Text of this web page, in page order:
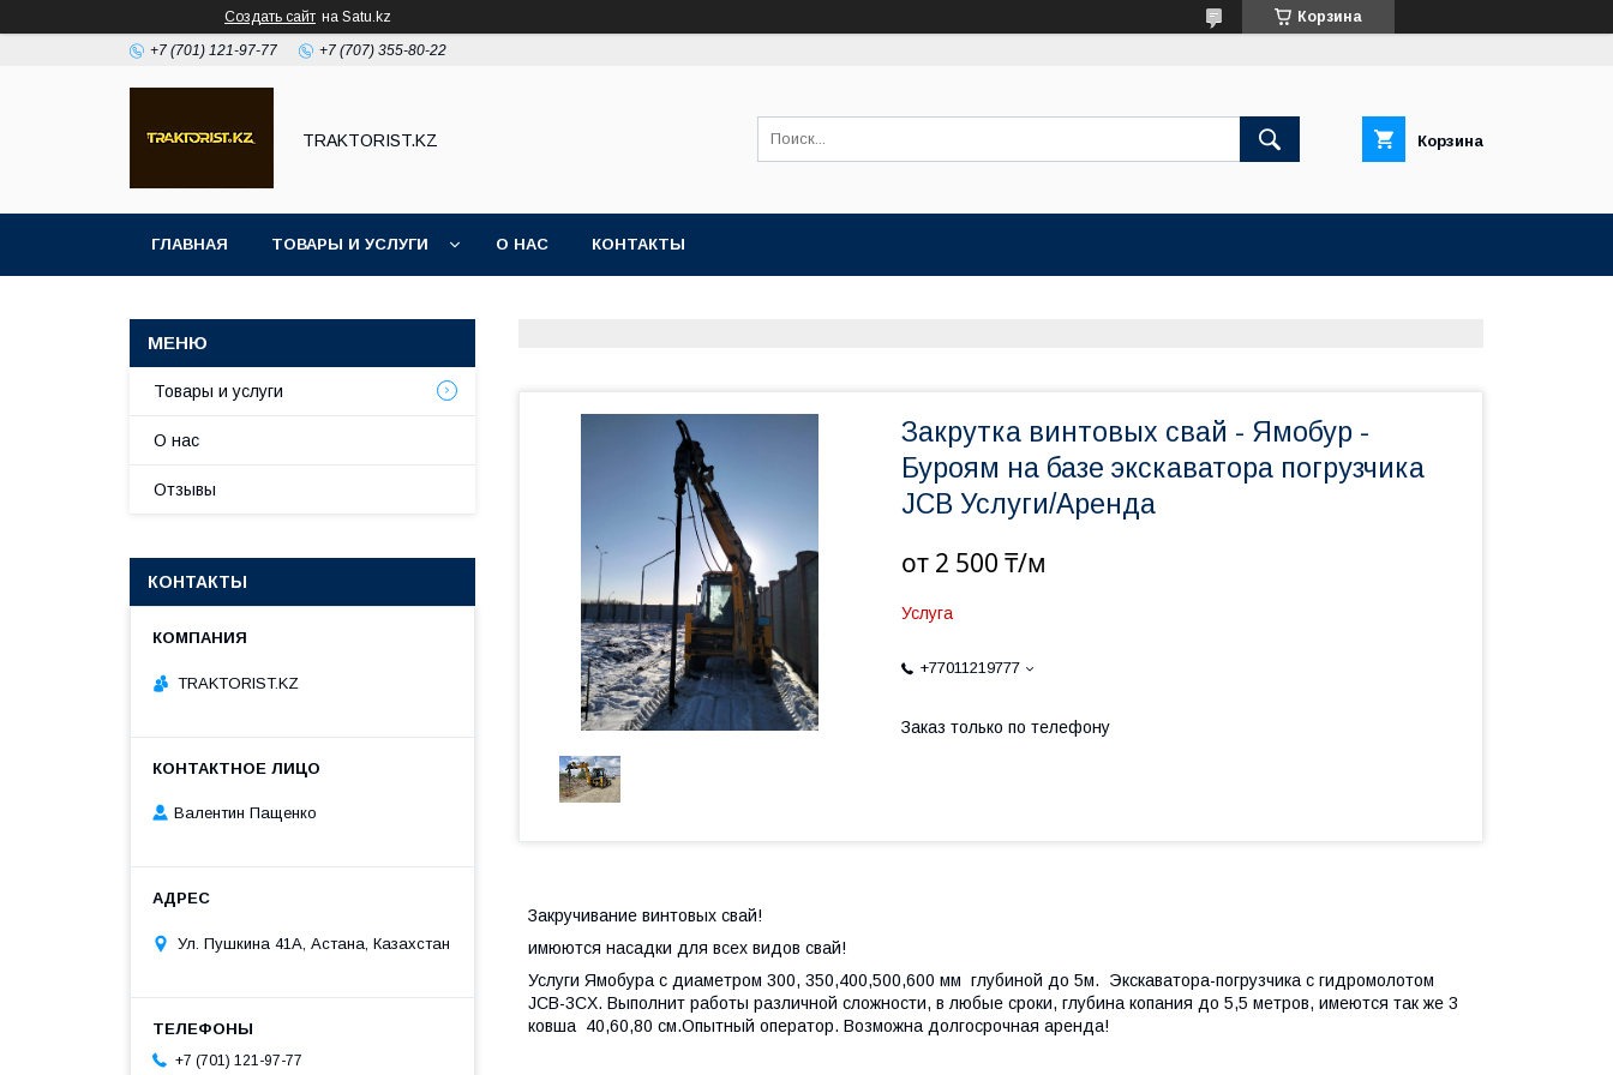
Создать сайт на Satu.kz Корзина
+7 (701) 121-97-77 +7 (707) 355-80-22
TRAKTORIST.KZ Корзина
ГЛАВНАЯ ТОВАРЫ И УСЛУГИ О НАС КОНТАКТЫ
Закрутка винтовых свай - Ямобур -
Буроям на базе экскаватора погрузчика
JCB Услуги/Аренда
от 2 500 ₸/м
Услуга
+77011219777
Заказ только по телефону
Закручивание винтовых свай!
имюются насадки для всех видов свай!
Услуги Ямобура с диаметром 300, 350,400,500,600 мм глубиной до 5м. Экскаватора-погрузчика с гидромолотом
JCB-3CX. Выполнит работы различной сложности, в любые сроки, глубина копания до 5,5 метров, имеются так же 3
ковша 40,60,80 см.Опытный оператор. Возможна долгосрочная аренда!
Товары и услуги
О нас
Отзывы
КОНТАКТЫ
TRAKTORIST.KZ
Валентин Пащенко
Ул. Пушкина 41А, Астана, Казахстан
+7 (701) 121-97-77